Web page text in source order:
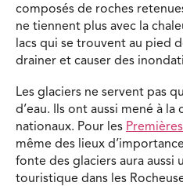
composés de roches
ne tiennent plus avec la
lacs qui se trouvent au pied
drainer et causer des
Les glaciers ne servent pas
d’eau. Ils ont aussi mené à
nationaux. Pour les
même des lieux
fonte des glaciers aura aussi
touristique dans les